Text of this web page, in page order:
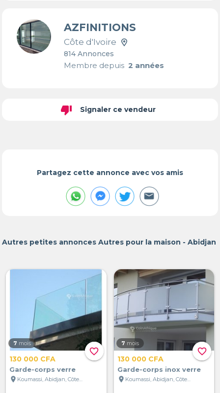
AZFINITIONS
Côte d'Ivoire
814 Annonces
Membre depuis2 années
thumb_down Signaler ce vendeur
Partagez cette annonce avec vos amis
Autres petites annonces Autres pour la maison - Abidjan
favorite_border
7 mois
130 000 CFA
Garde-corps verre
location_on
Koumassi, Abidjan, Côte d'Ivoire
favorite_border
7 mois
130 000 CFA
Garde-corps inox verre
location_on
Koumassi, Abidjan, Côte d'Ivoire